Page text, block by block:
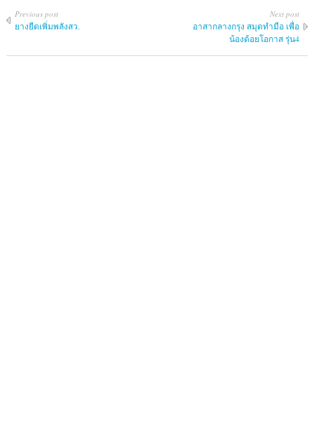
Previous post
ยางยืดเพิ่มพลังสว.
Next post
อาสากลางกรุง สมุดทำมือ เพื่อ
น้องด้อยโอกาส รุ่น4